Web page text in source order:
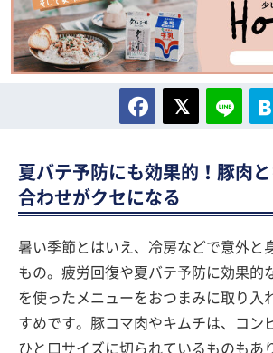
夏バテ予防にも効果的！豚肉
合わせがクセになる
暑い季節とはいえ、冷房などで意外と
もの。疲労回復や夏バテ予防に効果的
を使ったメニューをおつまみに取り入
すめです。豚コマ肉やキムチは、コン
ひと口サイズに切られているものもあ